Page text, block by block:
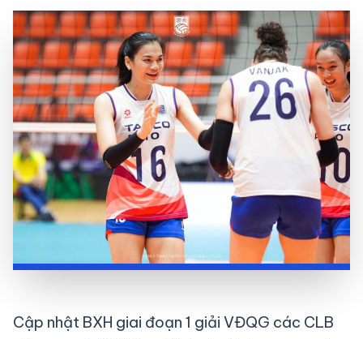
Cập nhật BXH giai đoạn 1 giải VĐQG các CLB